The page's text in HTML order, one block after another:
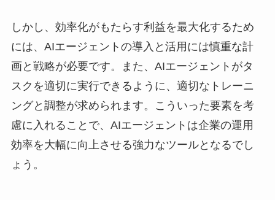
しかし、効率化がもたらす利益を最大化するため
には、AIエージェントの導入と活用には慎重な計
画と戦略が必要です。また、AIエージェントがタ
スクを適切に実行できるように、適切なトレーニ
ングと調整が求められます。こういった要素を考
慮に入れることで、AIエージェントは企業の運用
効率を大幅に向上させる強力なツールとなるでし
ょう。